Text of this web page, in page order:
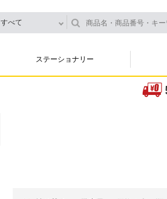
すべて
ステーショナリー